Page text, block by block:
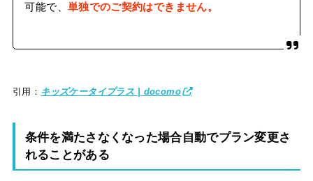
可能で、 単独でのご契約はできません。
引用： キッズケータイプラス | docomo
条件を満たさなくなった場合自動でプラン変更さ
れることがある